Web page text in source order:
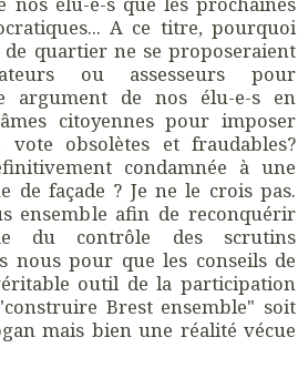
A ce titre, pourquoi
de quartier ne se proposeraient
ou assesseurs pour
argument de nos élu-e-s en
citoyennes pour imposer
obsolètes et fraudables?
condamnée à une
de façade ? Je ne le crois pas.
ensemble afin de reconquérir
du contrôle des scrutins
nous pour que les conseils de
outil de la participation
Brest ensemble" soit
mais bien une réalité vécue